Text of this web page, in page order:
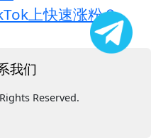
上快速涨粉？
我们
Reserved.